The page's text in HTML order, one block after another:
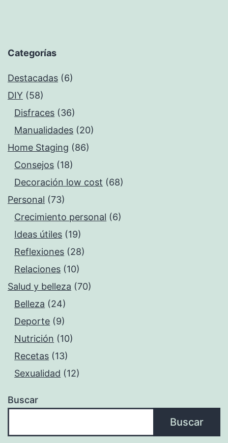
Categorías
Destacadas (6)
DIY (58)
Disfraces (36)
Manualidades (20)
Home Staging (86)
Consejos (18)
Decoración low cost (68)
Personal (73)
Crecimiento personal (6)
Ideas útiles (19)
Reflexiones (28)
Relaciones (10)
Salud y belleza (70)
Belleza (24)
Deporte (9)
Nutrición (10)
Recetas (13)
Sexualidad (12)
Buscar
Buscar